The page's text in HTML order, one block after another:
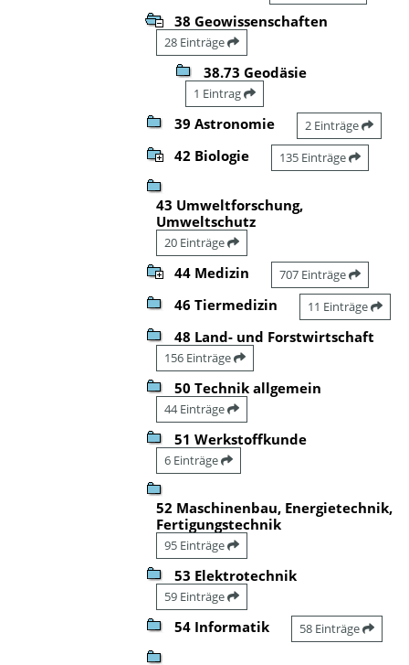
38 Geowissenschaften
28 Einträge
38.73 Geodäsie
1 Eintrag
39 Astronomie 2 Einträge
42 Biologie 135 Einträge
43 Umweltforschung,
Umweltschutz
20 Einträge
44 Medizin 707 Einträge
46 Tiermedizin 11 Einträge
48 Land- und Forstwirtschaft
156 Einträge
50 Technik allgemein
44 Einträge
51 Werkstoffkunde
6 Einträge
52 Maschinenbau, Energietechnik,
Fertigungstechnik
95 Einträge
53 Elektrotechnik
59 Einträge
54 Informatik 58 Einträge